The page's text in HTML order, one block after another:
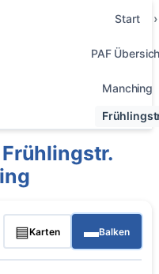
Start
PAF
Manching
▤Karten ▬Balken